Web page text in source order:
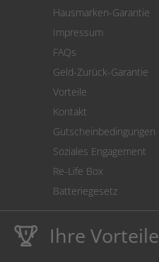
Cookie Einstellungen
Hausmarken-Garantie
Impressum
FAQs
Geld-Zurück-Garantie
Vorteile
Kontakt
Gutscheinbedingungen
Soziales Engagement
Re-Life Box
Batteriegesetz
Ihre Vorteile